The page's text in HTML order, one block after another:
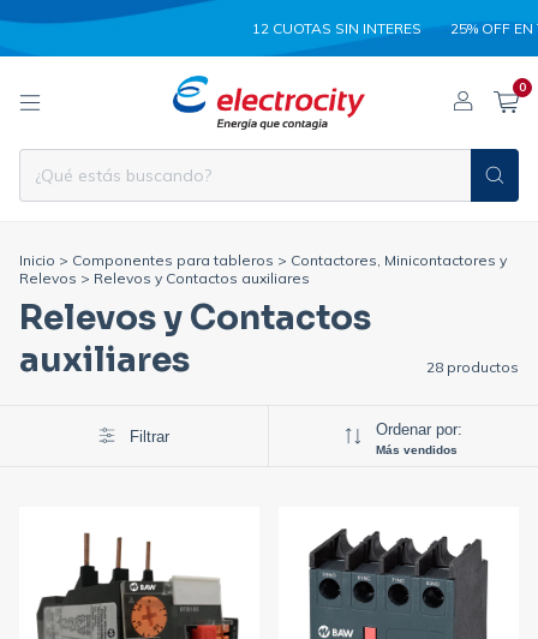
12 CUOTAS SIN INTERES 25% OFF EN
0
Inicio > Componentes para tableros > Contactores, Minicontactores y
Relevos > Relevos y Contactos auxiliares
Relevos y Contactos
auxiliares
28 productos
Filtrar Ordenar por:
Más vendidos